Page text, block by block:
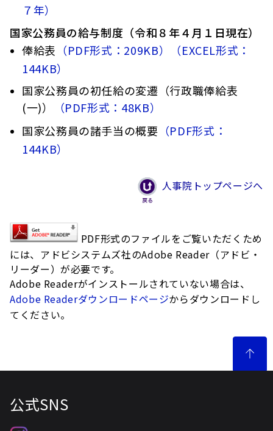
７年）
国家公務員の給与制度（令和８年４月１日現在）
俸給表 （PDF形式：209KB）
（EXCEL形式：
144KB）
国家公務員の初任給の変遷（行政職俸給表
(一)）
（PDF形式：48KB）
国家公務員の諸手当の概要 （PDF形式：
144KB）
人事院トップページへ
PDF形式のファイルをご覧いただくため
には、アドビシステムズ社のAdobe Reader（アドビ・
リーダー）が必要です。
Adobe Readerがインストールされていない場合は、
Adobe Readerダウンロードページからダウンロードし
てください。
公式SNS